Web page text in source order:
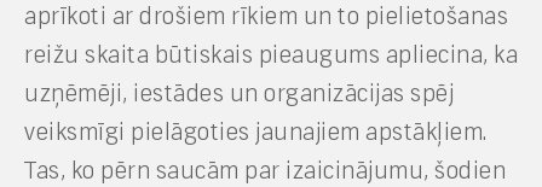
aprīkoti ar drošiem rīkiem un to pielietošanas
reižu skaita būtiskais pieaugums apliecina, ka
uzņēmēji, iestādes un organizācijas spēj
veiksmīgi pielāgoties jaunajiem apstākļiem.
Tas, ko pērn saucām par izaicinājumu, šodien